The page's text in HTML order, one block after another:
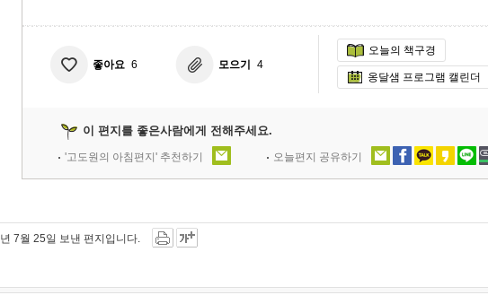
좋아요 6 모으기 4
오늘의 책구경
옹달샘 프로그램 캘린더
이 편지를 좋은사람에게 전해주세요.
'고도원의 아침편지' 추천하기 오늘편지 공유하기
7월 25일 보낸 편지입니다.